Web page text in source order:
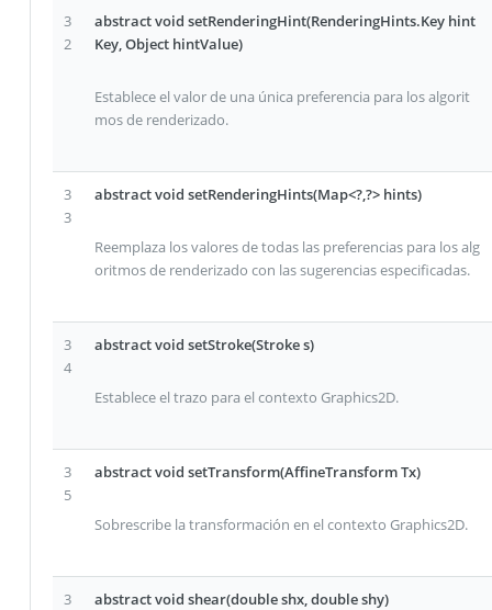
3
2
abstract void setRenderingHint(RenderingHints.Key hint
Key, Object hintValue)
Establece el valor de una única preferencia para los algorit
mos de renderizado.
3
3
abstract void setRenderingHints(Map<?,?> hints)
Reemplaza los valores de todas las preferencias para los alg
oritmos de renderizado con las sugerencias especificadas.
3
4
abstract void setStroke(Stroke s)
Establece el trazo para el contexto Graphics2D.
3
5
abstract void setTransform(AffineTransform Tx)
Sobrescribe la transformación en el contexto Graphics2D.
3
abstract void shear(double shx, double shy)